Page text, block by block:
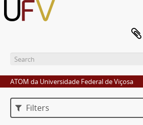
ATOM da Universidade Federal de Viçosa
Filters